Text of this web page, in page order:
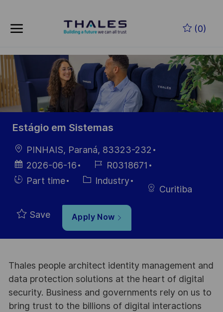
(0)
-
Estágio em Sistemas
LocationPINHAIS, Paraná, 83323-232
Posted
Date
2026-06-16
Job
Id
R0318671
HiringPart time Category
Industry
Curitiba
Save Apply Now
Thales people architect identity management and
data protection solutions at the heart of digital
security. Business and governments rely on us to
bring trust to the billions of digital interactions